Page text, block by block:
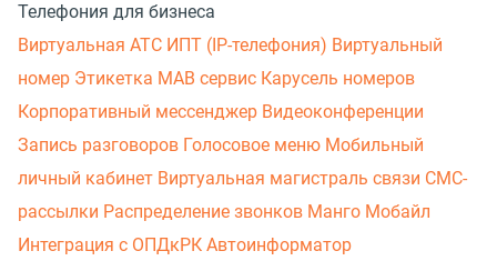
Телефония для бизнеса
Виртуальная АТС ИПТ (IP-телефония) Виртуальный
номер Этикетка МАВ сервис Карусель номеров
Корпоративный мессенджер Видеоконференции
Запись разговоров Голосовое меню Мобильный
личный кабинет Виртуальная магистраль связи СМС-
рассылки Распределение звонков Манго Мобайл
Интеграция с ОПДкРК Автоинформатор